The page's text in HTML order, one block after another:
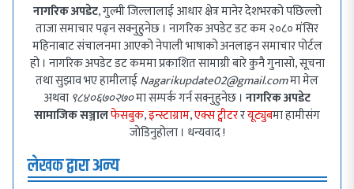
नागरिक अपडेट, गुल्मी जिल्लालाई आधार क्षेत्र मानेर देशभरको पछिल्लो
ताजा समाचार पढ्न सक्नुहुनेछ । नागरिक अपडेट डट कम २०८० मंसिर
महिनाबाट संचालनमा आएको नेपाली भाषाको अनलाइन समाचार पोर्टल
हो । नागरिक अपडेट डट कममा प्रकाशित सामाग्री बारे कुनै गुनासो, सूचना
तथा सुझाव भए हामीलाईNagarikupdate02@gmail.comमा मेल
अथवा ९८४०६७०२७०मा सम्पर्क गर्न सक्नुहुनेछ । नागरिक अपडेट
सामाजिक सञ्जालफेसबुक,इन्स्टाग्राम,एक्स ट्वीटररयूट्युबमा हामीसंग
जोडिनुहोला । धन्यवाद !
लेखक द्वारा अन्य